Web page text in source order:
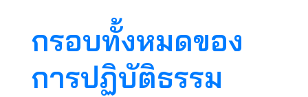
กรอบทั้งหมดของ
การปฏิบัติธรรม